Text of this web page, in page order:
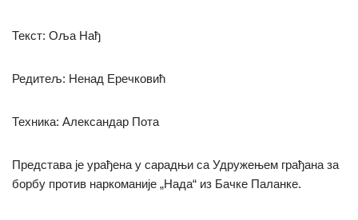
Текст: Оља Нађ
Редитељ: Ненад Еречковић
Техника: Александар Пота
Представа је урађена у сарадњи са Удружењем грађана за
борбу против наркоманије „Нада“ из Бачке Паланке.